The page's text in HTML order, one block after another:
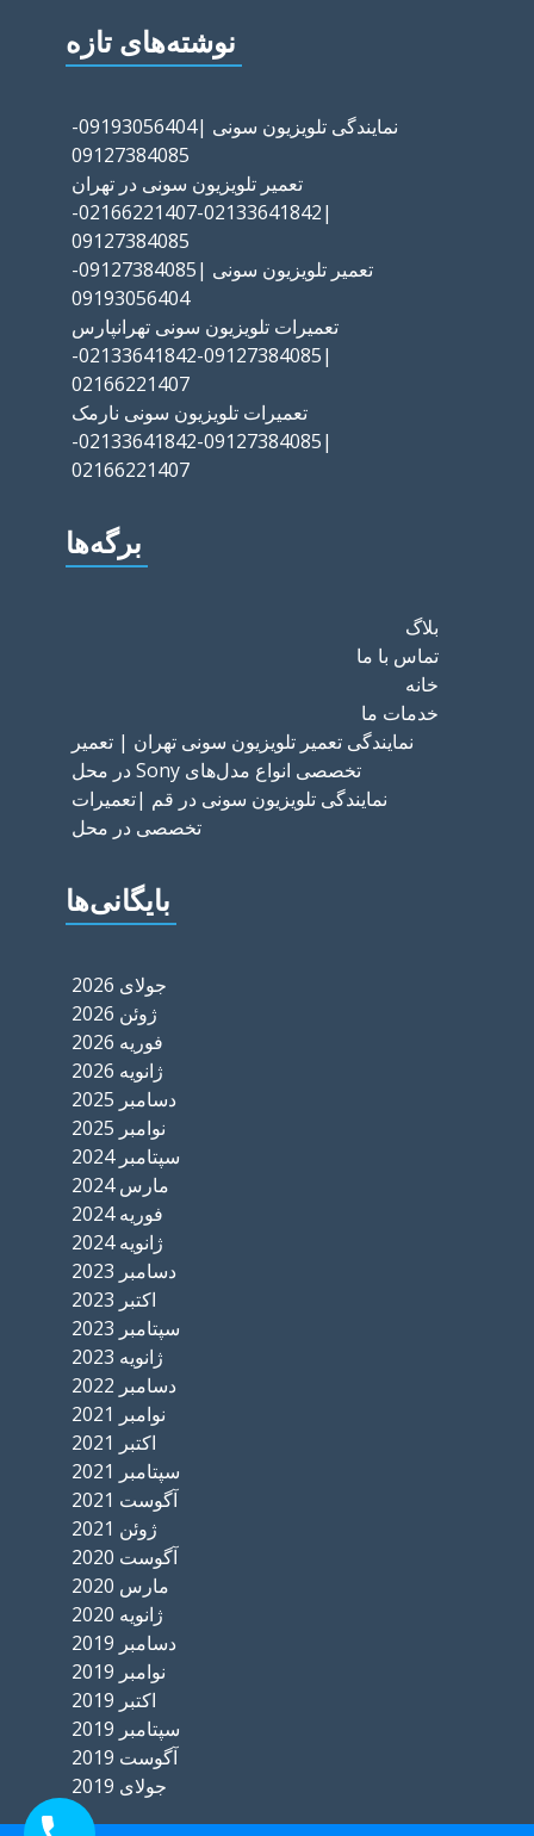
نوشته‌های تازه
نمایندگی تلویزیون سونی |09193056404-
09127384085
تعمیر تلویزیون سونی در تهران
|02133641842-02166221407-
09127384085
تعمیر تلویزیون سونی |09127384085-
09193056404
تعمیرات تلویزیون سونی تهرانپارس
|09127384085-02133641842-
02166221407
تعمیرات تلویزیون سونی نارمک
|09127384085-02133641842-
02166221407
برگه‌ها
بلاگ
تماس با ما
خانه
خدمات ما
نمایندگی تعمیر تلویزیون سونی تهران | تعمیر
تخصصی انواع مدل‌های Sony در محل
نمایندگی تلویزیون سونی در قم |تعمیرات
تخصصی در محل
بایگانی‌ها
جولای 2026
ژوئن 2026
فوریه 2026
ژانویه 2026
دسامبر 2025
نوامبر 2025
سپتامبر 2024
مارس 2024
فوریه 2024
ژانویه 2024
دسامبر 2023
اکتبر 2023
سپتامبر 2023
ژانویه 2023
دسامبر 2022
نوامبر 2021
اکتبر 2021
سپتامبر 2021
آگوست 2021
ژوئن 2021
آگوست 2020
مارس 2020
ژانویه 2020
دسامبر 2019
نوامبر 2019
اکتبر 2019
سپتامبر 2019
آگوست 2019
جولای 2019